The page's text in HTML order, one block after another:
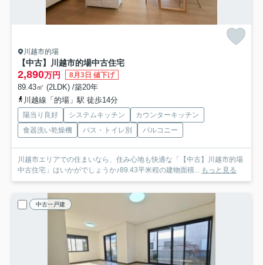
川越市的場
【中古】川越市的場中古住宅
2,890万円 8月3日 値下げ
89.43㎡ (2LDK) /築20年
川越線「的場」駅 徒歩14分
陽当り良好 システムキッチン
カウンターキッチン
食器洗い乾燥機
バス・トイレ別 バルコニー
川越市エリアでの住まいなら、住み心地も快適な「【中古】川越市的場
中古住宅」はいかがでしょうか♪89.43平米程の建物面積... もっと見る
中古一戸建